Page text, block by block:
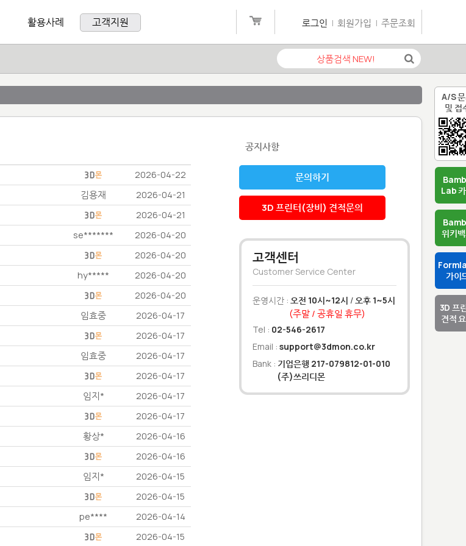
A/S
및 접
Lab
위키
가이
3D 프
견적
활용사례 고객지원 로그인 | 회원가입 | 주문조회
2026-04-22
김용재 2026-04-21
2026-04-21
se******* 2026-04-20
2026-04-20
hy***** 2026-04-20
2026-04-20
임효중 2026-04-17
2026-04-17
임효중 2026-04-17
2026-04-17
임지* 2026-04-17
2026-04-17
황상* 2026-04-16
2026-04-16
임지* 2026-04-15
2026-04-15
pe**** 2026-04-14
2026-04-15
공지사항
문의하기
3D 프린터(장비) 견적문의
고객센터
Customer Service Center
운영시간 : 오전 10시~12시 /오후 1~5시
(주말 / 공휴일 휴무)
Tel : 02-546-2617
Email : support@3dmon.co.kr
Bank : 기업은행 217-079812-01-010
(주)쓰리디몬